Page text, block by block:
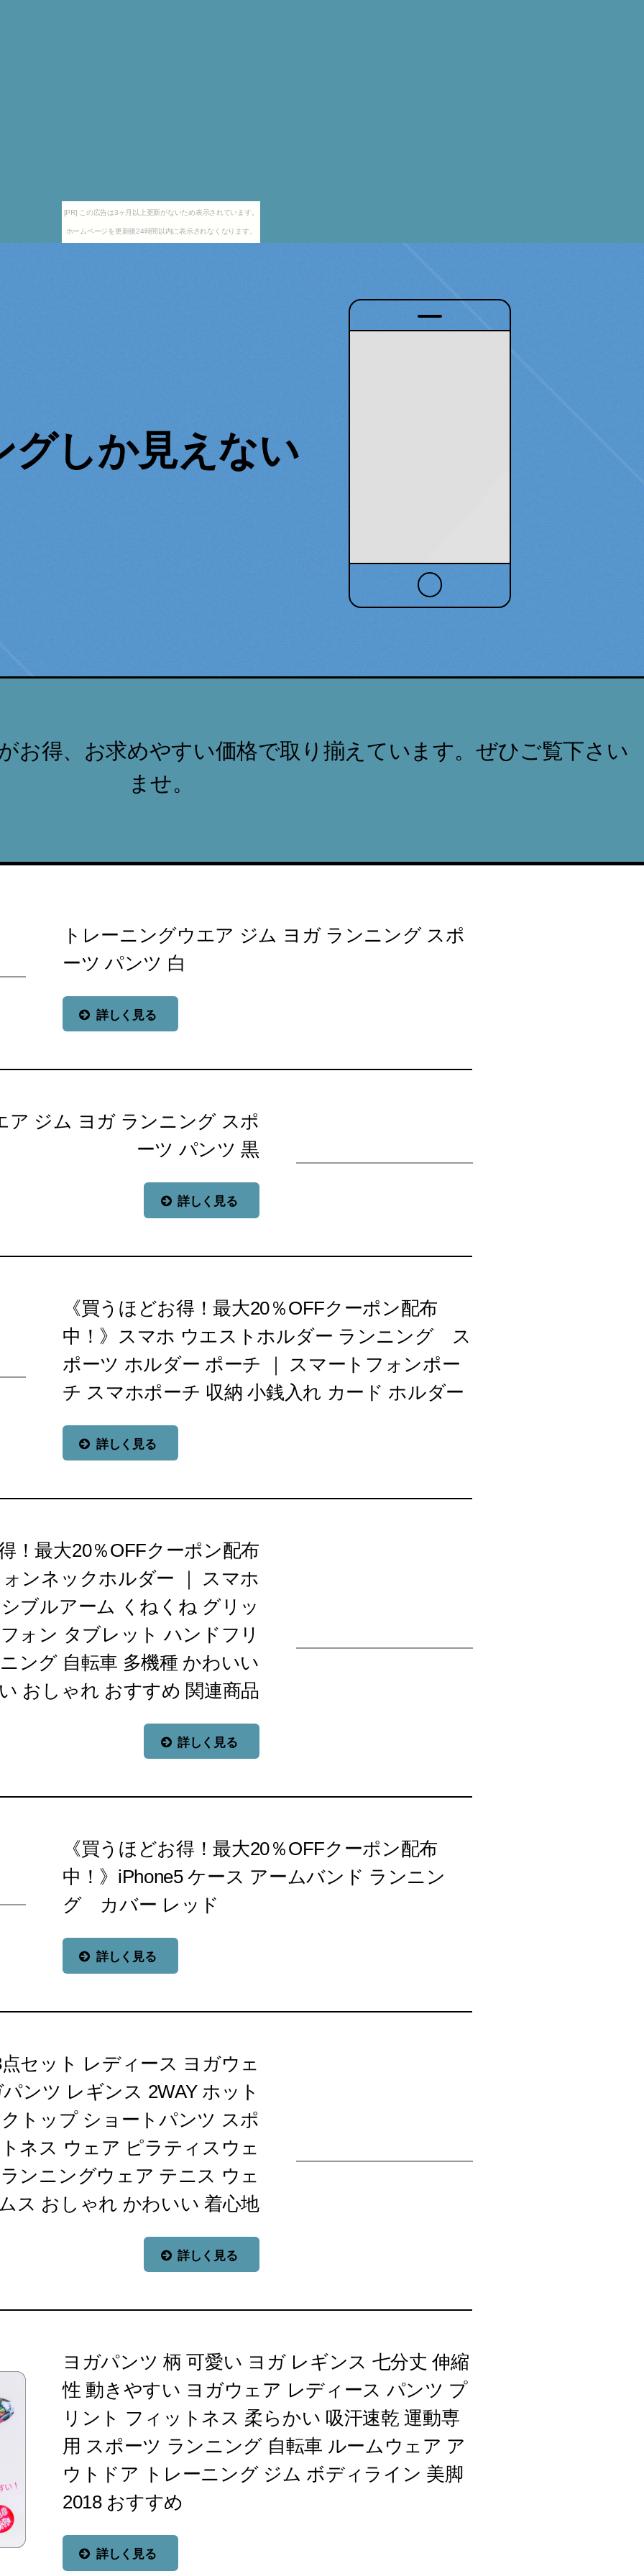
[PR] この広告は3ヶ月以上更新がないため表示されています。
ホームページを更新後24時間以内に表示されなくなります。
グしか見えない
お得、お求めやすい価格で取り揃えています。ぜひご覧下さい
ませ。
トレーニングウエア ジム ヨガ ランニング スポ
ーツ パンツ 白
詳しく見る
ア ジム ヨガ ランニング スポ
ーツ パンツ 黒
詳しく見る
《買うほどお得！最大20％OFFクーポン配布
中！》スマホ ウエストホルダー ランニング ス
ポーツ ホルダー ポーチ ｜ スマートフォンポー
チ スマホポーチ 収納 小銭入れ カード ホルダー
詳しく見る
！最大20％OFFクーポン配布
ンネックホルダー ｜ スマホ
ブルアーム くねくね グリッ
ォン タブレット ハンドフリ
ング 自転車 多機種 かわいい
おしゃれ おすすめ 関連商品
詳しく見る
《買うほどお得！最大20％OFFクーポン配布
中！》iPhone5 ケース アームバンド ランニン
グ カバー レッド
詳しく見る
セット レディース ヨガウェ
ンツ レギンス 2WAY ホット
トップ ショートパンツ スポ
ネス ウェア ピラティスウェ
ンニングウェア テニス ウェ
ス おしゃれ かわいい 着心地
詳しく見る
ヨガパンツ 柄 可愛い ヨガ レギンス 七分丈 伸縮
性 動きやすい ヨガウェア レディース パンツ プ
リント フィットネス 柔らかい 吸汗速乾 運動専
用 スポーツ ランニング 自転車 ルームウェア ア
ウトドア トレーニング ジム ボディライン 美脚
2018 おすすめ
詳しく見る